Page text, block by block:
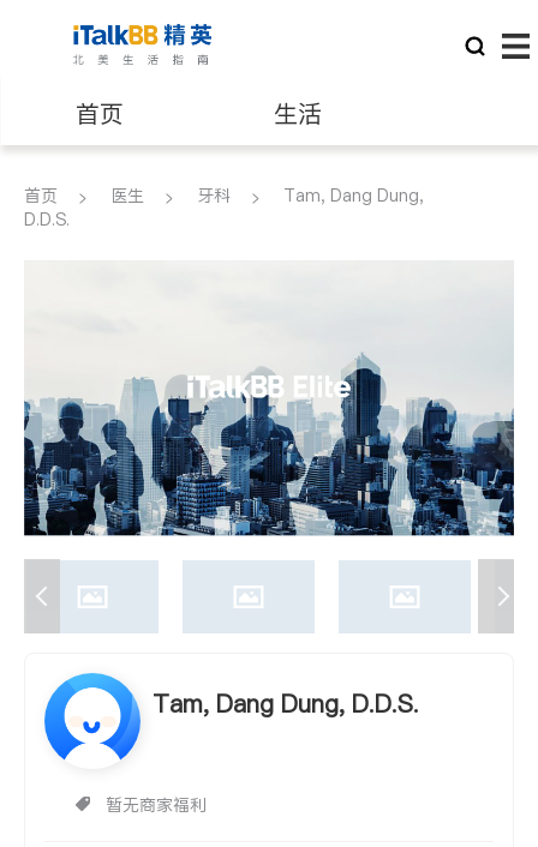
首页 生活
医生 律师
养老 非盈利组织
首页 医生 牙科
Tam, Dang Dung,
D.D.S.
Tam, Dang Dung, D.D.S.
暂无商家福利